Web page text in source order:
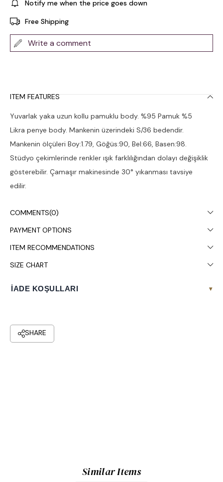
Notify me when the price goes down
Free Shipping
Write a comment
ITEM FEATURES
Yuvarlak yaka uzun kollu pamuklu body. %95 Pamuk %5
Likra penye body. Mankenin üzerindeki S/36 bedendir.
Mankenin ölçüleri Boy:1.79, Göğüs:90, Bel:66, Basen:98.
Stüdyo çekimlerinde renkler ışık farklılığından dolayı değişiklik
gösterebilir. Çamaşır makinesinde 30° yıkanması tavsiye
edilir.
COMMENTS(0)
PAYMENT OPTIONS
ITEM RECOMMENDATIONS
SIZE CHART
İADE KOŞULLARI ▾
Similar Items